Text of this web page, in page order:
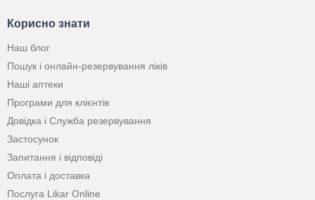
Корисно знати
Наш блог
Пошук і онлайн-резервування ліків
Наші аптеки
Програми для клієнтів
Довідка і Служба резервування
Застосунок
Запитання і відповіді
Оплата і доставка
Послуга Likar Online